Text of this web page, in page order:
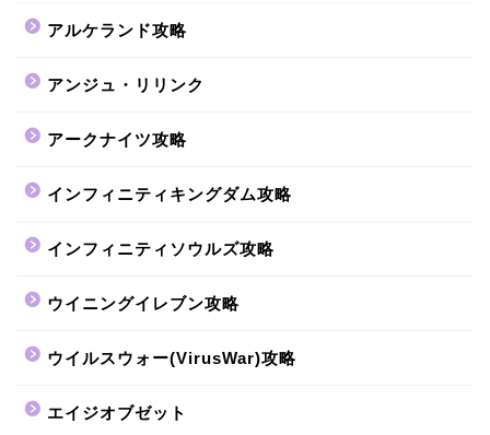
アルケランド攻略
アンジュ・リリンク
アークナイツ攻略
インフィニティキングダム攻略
インフィニティソウルズ攻略
ウイニングイレブン攻略
ウイルスウォー(VirusWar)攻略
エイジオブゼット